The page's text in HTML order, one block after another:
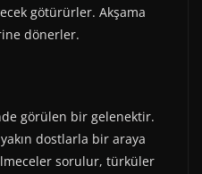
götürürler. Akşama
dönerler.
görülen bir gelenektir.
dostlarla bir araya
sorulur, türküler